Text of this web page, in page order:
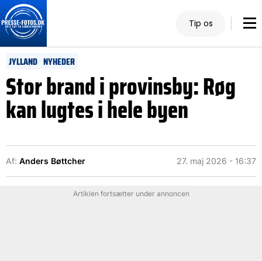
Tip os
JYLLAND NYHEDER
Stor brand i provinsby: Røg
kan lugtes i hele byen
Af: Anders Bøttcher 27. maj 2026 - 16:37
Artiklen fortsætter under annoncen